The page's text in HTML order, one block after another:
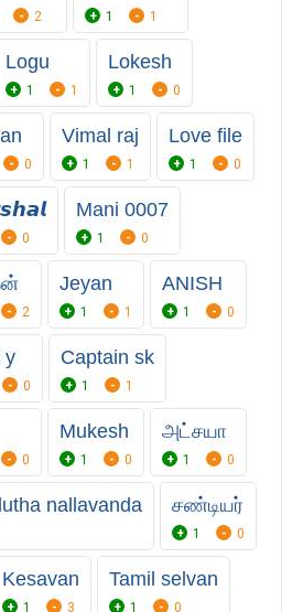
2 1 1
Logu
1 1
Lokesh
1 0
0
Vimal raj
1 1
Love file
1 0
0
Mani 0007
1 0
2
Jeyan
1 1
ANISH
1 0
y
0
Captain sk
1 1
0
Mukesh
1 0
அட்சயா
1 0
nallavanda சண்டியர்
1 0
Kesavan
1 3
Tamil selvan
1 0